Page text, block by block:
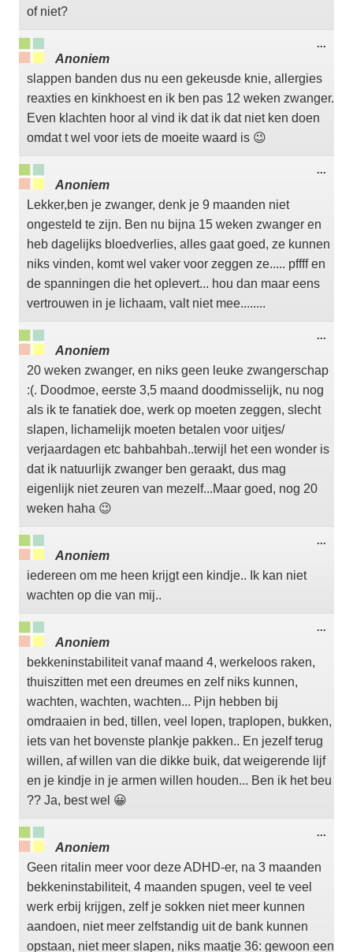
of niet?
Anoniem
slappen banden dus nu een gekeusde knie, allergies
reaxties en kinkhoest en ik ben pas 12 weken zwanger.
Even klachten hoor al vind ik dat ik dat niet ken doen
omdat t wel voor iets de moeite waard is 😉
...
Anoniem
Lekker,ben je zwanger, denk je 9 maanden niet
ongesteld te zijn. Ben nu bijna 15 weken zwanger en
heb dagelijks bloedverlies, alles gaat goed, ze kunnen
niks vinden, komt wel vaker voor zeggen ze..... pffff en
de spanningen die het oplevert... hou dan maar eens
vertrouwen in je lichaam, valt niet mee........
...
Anoniem
20 weken zwanger, en niks geen leuke zwangerschap
:(. Doodmoe, eerste 3,5 maand doodmisselijk, nu nog
als ik te fanatiek doe, werk op moeten zeggen, slecht
slapen, lichamelijk moeten betalen voor uitjes/
verjaardagen etc bahbahbah..terwijl het een wonder is
dat ik natuurlijk zwanger ben geraakt, dus mag
eigenlijk niet zeuren van mezelf...Maar goed, nog 20
weken haha 😉
...
Anoniem
iedereen om me heen krijgt een kindje.. Ik kan niet
wachten op die van mij..
...
Anoniem
bekkeninstabiliteit vanaf maand 4, werkeloos raken,
thuiszitten met een dreumes en zelf niks kunnen,
wachten, wachten, wachten... Pijn hebben bij
omdraaien in bed, tillen, veel lopen, traplopen, bukken,
iets van het bovenste plankje pakken.. En jezelf terug
willen, af willen van die dikke buik, dat weigerende lijf
en je kindje in je armen willen houden... Ben ik het beu
?? Ja, best wel 😀
...
Anoniem
Geen ritalin meer voor deze ADHD-er, na 3 maanden
bekkeninstabiliteit, 4 maanden spugen, veel te veel
werk erbij krijgen, zelf je sokken niet meer kunnen
aandoen, niet meer zelfstandig uit de bank kunnen
opstaan, niet meer slapen, niks maatje 36: gewoon een
...